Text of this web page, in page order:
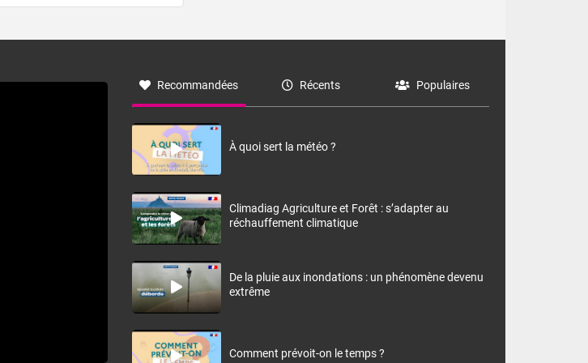
ce que la tramontane ? Quelles sont
secteur qui part du Roussillon à la
régions montagneuses d’où
Recommandées Récents Populaires
À quoi sert la météo ?
Climadiag Agriculture et Forêt : s’adapter au
réchauffement climatique
De la pluie aux inondations : un phénomène devenu
extrême
Comment prévoit-on le temps ?